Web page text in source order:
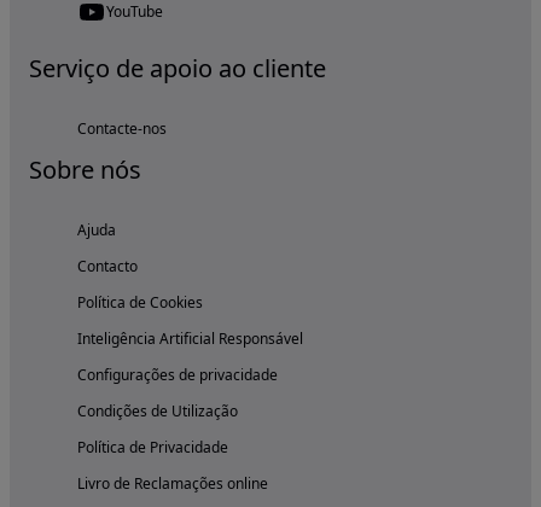
YouTube
Serviço de apoio ao cliente
Contacte-nos
Sobre nós
Ajuda
Contacto
Política de Cookies
Inteligência Artificial Responsável
Configurações de privacidade
Condições de Utilização
Política de Privacidade
Livro de Reclamações online